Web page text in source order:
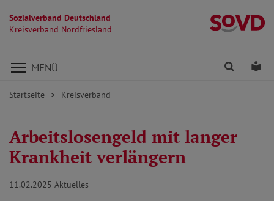
Sozialverband Deutschland
Kreisverband Nordfriesland
Direkt zu den Inhalten springen
MENÜ Finden
Startseite Kreisverband
Arbeitslosengeld mit langer
Krankheit verlängern
11.02.2025 Aktuelles